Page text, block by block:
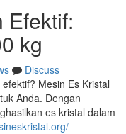
Efektif:
kg
Discuss
Mesin Es Kristal
Anda. Dengan
es kristal dalam